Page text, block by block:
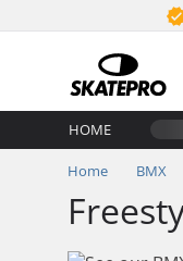
HOME
Home BMX